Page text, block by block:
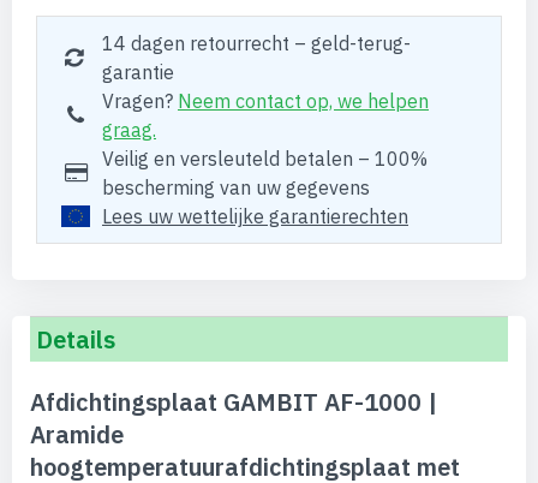
14 dagen retourrecht – geld-terug-
garantie
Vragen? Neem contact op, we helpen
graag.
Veilig en versleuteld betalen – 100%
bescherming van uw gegevens
Lees uw wettelijke garantierechten
Details
Afdichtingsplaat GAMBIT AF-1000 |
Aramide
hoogtemperatuurafdichtingsplaat met